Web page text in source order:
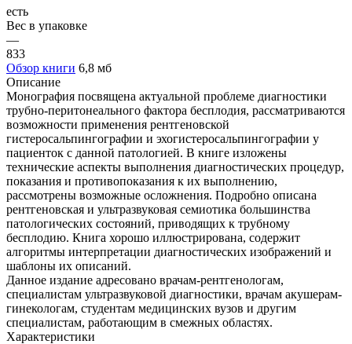
есть
Вес в упаковке
—
833
Обзор книги 6,8 мб
Описание
Монография посвящена актуальной проблеме диагностики
трубно-перитонеального фактора бесплодия, рассматриваются
возможности применения рентгеновской
гистеросальпингографии и эхогистеросальпингографии у
пациенток с данной патологией. В книге изложены
технические аспекты выполнения диагностических процедур,
показания и противопоказания к их выполнению,
рассмотрены возможные осложнения. Подробно описана
рентгеновская и ультразвуковая семиотика большинства
патологических состояний, приводящих к трубному
бесплодию. Книга хорошо иллюстрирована, содержит
алгоритмы интерпретации диагностических изображений и
шаблоны их описаний.
Данное издание адресовано врачам-рентгенологам,
специалистам ультразвуковой диагностики, врачам акушерам-
гинекологам, студентам медицинских вузов и другим
специалистам, работающим в смежных областях.
Характеристики